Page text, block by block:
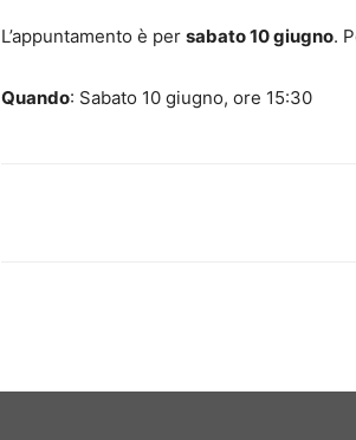
L’appuntamento è per sabato 10 giugno.
Quando: Sabato 10 giugno, ore 15:30